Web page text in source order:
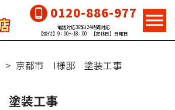
0120-886-977
電話対応365日24時間対応
【受付】9：00～18：00 【定休日】日曜日
京都市 I様邸 塗装工事
装工事